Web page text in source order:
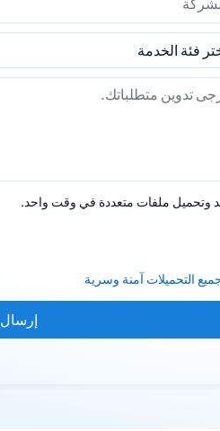
وتحميل ملفات متعددة في وقت واحد.
التحميلات آمنة وسرية
إرسال